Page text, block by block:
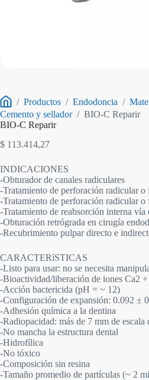
Inicio
/ Productos / Endodoncia /
Cemento y sellador / BIO-C Reparir
BIO-C Reparir
$ 113.414,27
INDICACIONES
-Obturador de canales radiculares
-Tratamiento de perforación radicular
-Tratamiento de perforación radicular
-Tratamiento de reabsorción interna vía
-Obturación retrógrada en cirugía
-Recubrimiento pulpar directo e
CARACTERíSTICAS
-Listo para usar: no se necesita
-Bioactividad/liberación de iones Ca2 +
-Acción bactericida (pH = ~ 12)
-Configuración de expansión: 0.092 ±
-Adhesión química a la dentina
-Radiopacidad: más de 7 mm de escala
-No mancha la estructura dental
-Hidrofílica
-No tóxico
-Composición sin resina
-Tamaño promedio de partículas (~ 2